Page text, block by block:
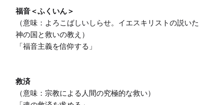
福音＜ふくいん＞
（意味：よろこばしいしらせ。イエスキリストの説いた
神の国と救いの教え）
「福音主義を信仰する」
救済
（意味：宗教による人間の究極的な救い）